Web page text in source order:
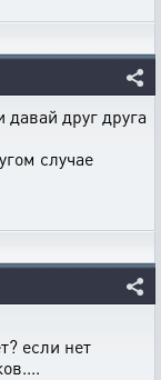
давай друг друга
случае
если нет